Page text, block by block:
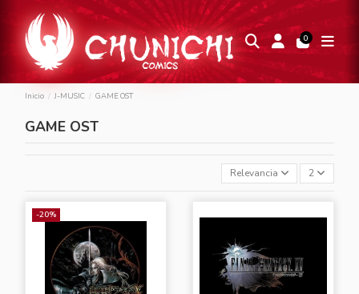
0
Inicio J-MUSIC GAME OST
GAME OST
Relevancia 2
-20%